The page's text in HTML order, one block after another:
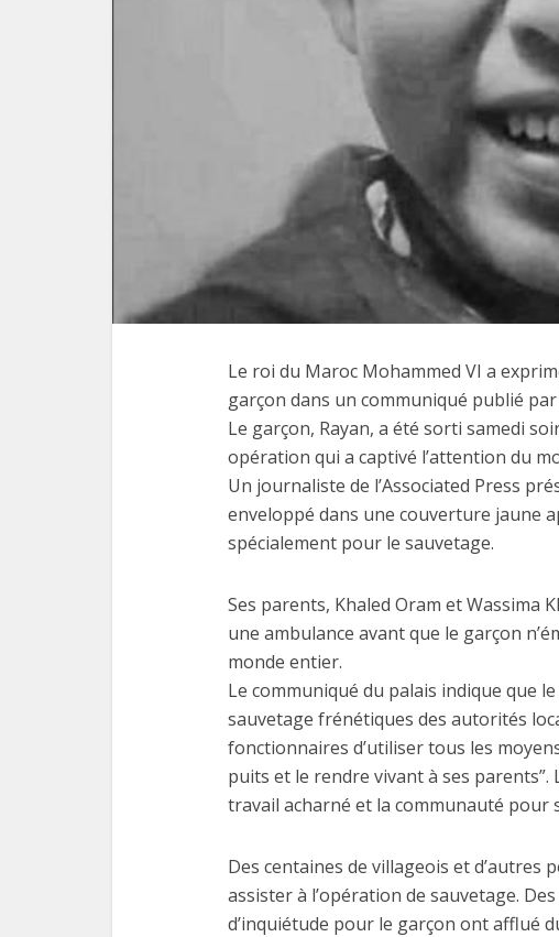
Le roi du Maroc Mohammed VI a
garçon dans un communiqué publié par
Le garçon, Rayan, a été sorti samedi
opération qui a captivé l’attention du
Un journaliste de l’Associated Press
enveloppé dans une couverture jaune
spécialement pour le sauvetage.
Ses parents, Khaled Oram et Wassima
une ambulance avant que le garçon
monde entier.
Le communiqué du palais indique que
sauvetage frénétiques des autorités
fonctionnaires d’utiliser tous les
puits et le rendre vivant à ses
travail acharné et la communauté pour
Des centaines de villageois et d’autres
assister à l’opération de sauvetage.
d’inquiétude pour le garçon ont afflué
Les